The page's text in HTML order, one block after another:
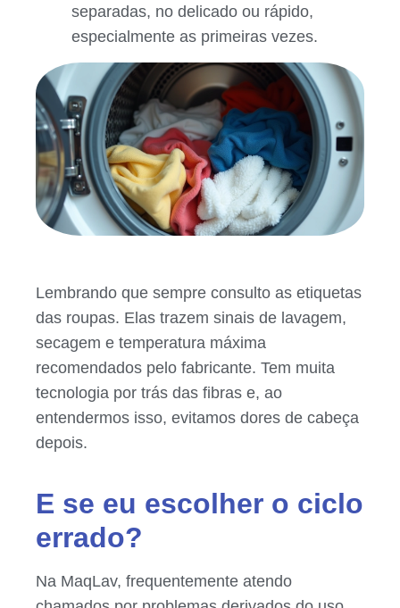
separadas, no delicado ou rápido,
especialmente as primeiras vezes.
Lembrando que sempre consulto as etiquetas
das roupas. Elas trazem sinais de lavagem,
secagem e temperatura máxima
recomendados pelo fabricante. Tem muita
tecnologia por trás das fibras e, ao
entendermos isso, evitamos dores de cabeça
depois.
E se eu escolher o ciclo
errado?
Na MaqLav, frequentemente atendo